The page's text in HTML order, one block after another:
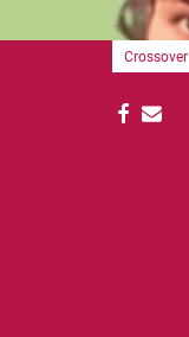
Crossover